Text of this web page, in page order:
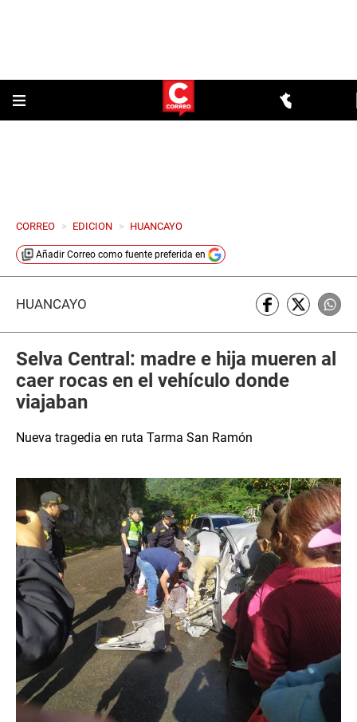
CORREO > EDICION > HUANCAYO
Añadir Correo como fuente preferida en
HUANCAYO
Selva Central: madre e hija mueren al
caer rocas en el vehículo donde
viajaban
Nueva tragedia en ruta Tarma San Ramón